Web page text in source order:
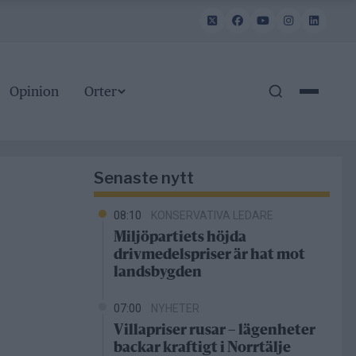
Opinion Orter
Senaste nytt
08:10 KONSERVATIVA LEDARE
Miljöpartiets höjda
drivmedelspriser är hat mot
landsbygden
07:00 NYHETER
Villapriser rusar – lägenheter
backar kraftigt i Norrtälje